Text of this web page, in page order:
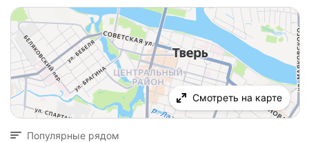
Смотреть на карте
Популярные рядом